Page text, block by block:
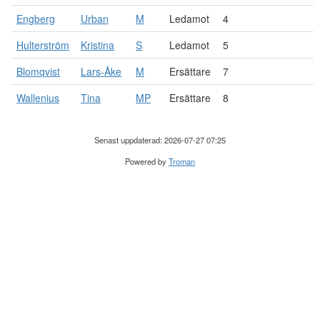
Engberg
Urban M Ledamot
4
Hulterström
Kristina S Ledamot
5
Blomqvist
Lars-Åke M Ersättare
7
Wallenius
Tina MP Ersättare 8
Senast uppdaterad: 2026-07-27 07:25
Powered byTroman